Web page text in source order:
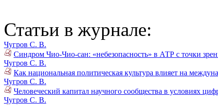
Статьи в журнале:
Чугров С. В.
Синдром Чио-Чио-сан: «небезопасность» в АТР с точки
Чугров С. В.
Как национальная политическая культура влияет на
Чугров С. В.
Человеческий капитал научного сообщества в условиях
Чугров С. В.